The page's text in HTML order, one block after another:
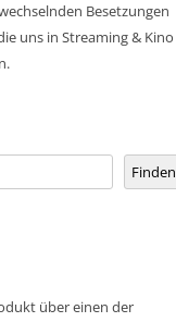
Besetzungen
uns in Streaming & Kino
Finden
über einen der